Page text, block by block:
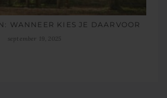
WANNEER KIES JE DAARVOOR
september 19, 2025